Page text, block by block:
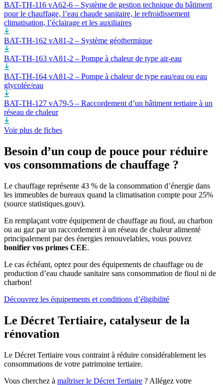
BAT-TH-116 vA62-6 – Système de gestion technique du bâtiment
pour le chauffage, l’eau chaude sanitaire, le refroidissement
climatisation, l’éclairage et les auxiliaires
BAT-TH-162 vA81-2 – Système géothermique
BAT-TH-163 vA81-2 – Pompe à chaleur de type air-eau
BAT-TH-164 vA81-2 – Pompe à chaleur de type eau/eau ou eau
glycolée/eau
BAT-TH-127 vA79-5 – Raccordement d’un bâtiment tertiaire à un
réseau de chaleur
Voir plus de fiches
Besoin d’un coup de pouce pour réduire
vos consommations de chauffage ?
Le chauffage représente 43 % de la consommation d’énergie dans
les immeubles de bureaux quand la climatisation compte pour 25%
(source statistiques.gouv).
En remplaçant votre équipement de chauffage au fioul, au charbon
ou au gaz par un raccordement à un réseau de chaleur alimenté
principalement par des énergies renouvelables, vous pouvez
bonifier vos primes CEE.
Le cas échéant, optez pour des équipements de chauffage ou de
production d’eau chaude sanitaire sans consommation de fioul ni de
charbon!
Découvrez les équipements et conditions d’éligibilité
Le Décret Tertiaire, catalyseur de la
rénovation
Le Décret Tertiaire vous contraint à réduire considérablement les
consommations de votre patrimoine tertiaire.
Vous cherchez à maîtriser le Décret Tertiaire ? Allégez votre